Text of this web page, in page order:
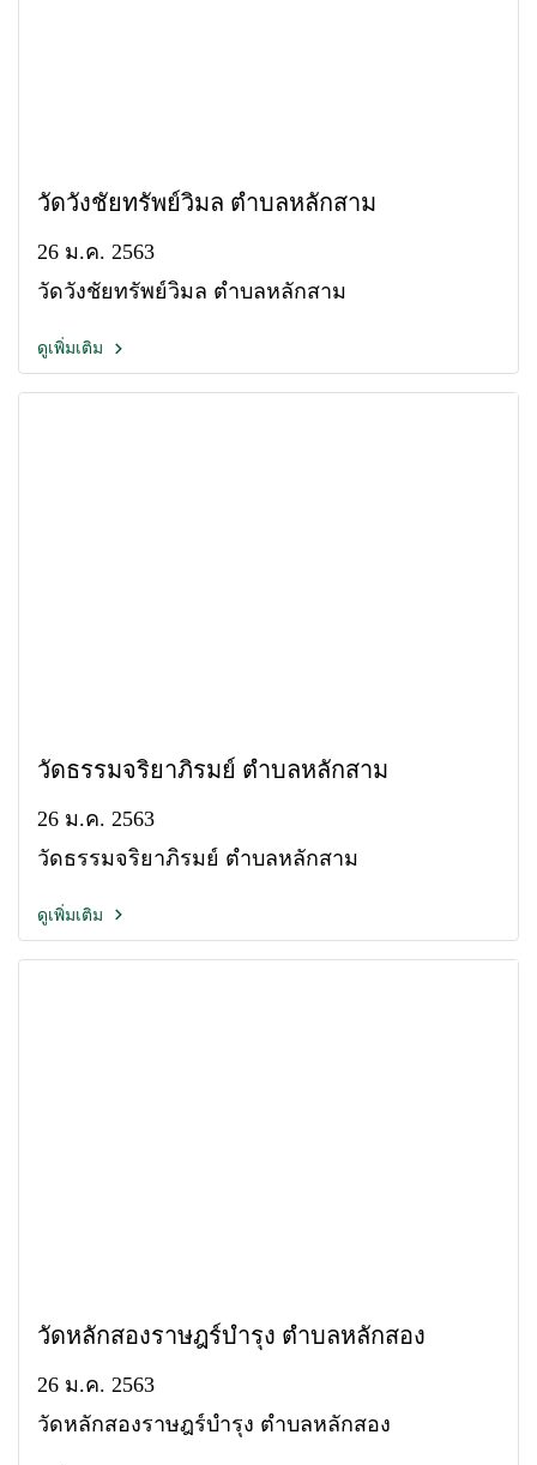
วัดวังชัยทรัพย์วิมล ตำบลหลักสาม
26 ม.ค. 2563
วัดวังชัยทรัพย์วิมล ตำบลหลักสาม
ดูเพิ่มเติม
วัดธรรมจริยาภิรมย์ ตำบลหลักสาม
26 ม.ค. 2563
วัดธรรมจริยาภิรมย์ ตำบลหลักสาม
ดูเพิ่มเติม
วัดหลักสองราษฎร์บำรุง ตำบลหลักสอง
26 ม.ค. 2563
วัดหลักสองราษฎร์บำรุง ตำบลหลักสอง